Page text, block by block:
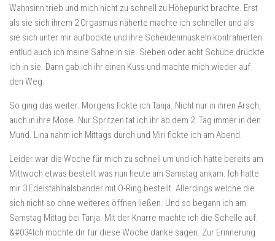
Wahnsinn trieb und mich nicht zu schnell zu Höhepunkt brachte. Erst
als sie sich ihrem 2 Orgasmus näherte machte ich schneller und als
sie sich unter mir aufbockte und ihre Scheidenmuskeln kontrahierten
entlud auch ich meine Sahne in sie. Sieben oder acht Schübe drückte
ich in sie. Dann gab ich ihr einen Kuss und machte mich wieder auf
den Weg.
So ging das weiter. Morgens fickte ich Tanja. Nicht nur in ihren Arsch,
auch in ihre Möse. Nur Spritzen tat ich ihr ab dem 2. Tag immer in den
Mund. Lina nahm ich Mittags durch und Miri fickte ich am Abend.
Leider war die Woche für mich zu schnell um und ich hatte bereits am
Mittwoch etwas bestellt was nun heute am Samstag ankam. Ich hatte
mir 3 Edelstahlhalsbänder mit O-Ring bestellt. Allerdings welche die
sich nicht so ohne weiteres öffnen ließen. Und so begann ich am
Samstag Mittag bei Tanja. Mit der Knarre machte ich die Schelle auf.
&#034Ich möchte dir für diese Woche danke sagen. Zur Erinnerung